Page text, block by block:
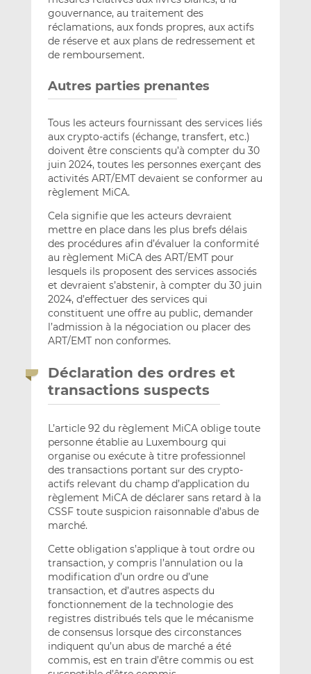
gouvernance, au traitement des
réclamations, aux fonds propres, aux actifs
de réserve et aux plans de redressement et
de remboursement.
Autres parties prenantes
Tous les acteurs fournissant des services liés
aux crypto-actifs (échange, transfert, etc.)
doivent être conscients qu’à compter du 30
juin 2024, toutes les personnes exerçant des
activités ART/EMT devaient se conformer au
règlement MiCA.
Cela signifie que les acteurs devraient
mettre en place dans les plus brefs délais
des procédures afin d’évaluer la conformité
au règlement MiCA des ART/EMT pour
lesquels ils proposent des services associés
et devraient s’abstenir, à compter du 30 juin
2024, d’effectuer des services qui
constituent une offre au public, demander
l’admission à la négociation ou placer des
ART/EMT non conformes.
Déclaration des ordres et
transactions suspects
L’article 92 du règlement MiCA oblige toute
personne établie au Luxembourg qui
organise ou exécute à titre professionnel
des transactions portant sur des crypto-
actifs relevant du champ d’application du
règlement MiCA de déclarer sans retard à la
CSSF toute suspicion raisonnable d’abus de
marché.
Cette obligation s’applique à tout ordre ou
transaction, y compris l’annulation ou la
modification d’un ordre ou d’une
transaction, et d’autres aspects du
fonctionnement de la technologie des
registres distribués tels que le mécanisme
de consensus lorsque des circonstances
indiquent qu’un abus de marché a été
commis, est en train d’être commis ou est